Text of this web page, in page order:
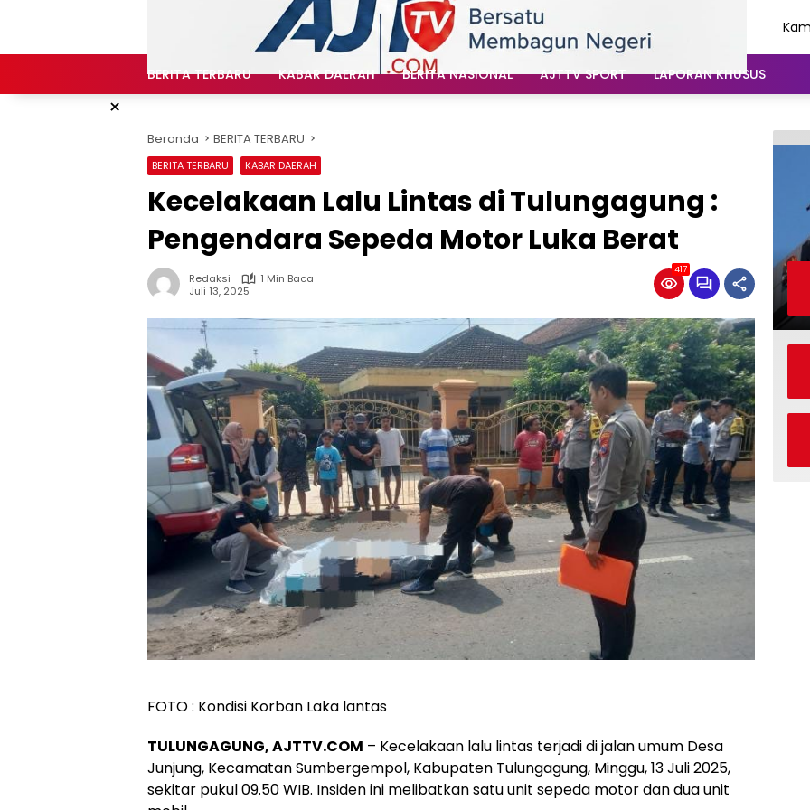
BERITA TERBARU KABAR DAERAH BERITA NASIONAL AJTTV SPORT LAPORAN KHUSUS
×
Beranda BERITA TERBARU
BERITA TERBARU KABAR DAERAH
Kecelakaan Lalu Lintas di Tulungagung :
Pengendara Sepeda Motor Luka Berat
Redaksi
1 Min Baca
Juli 13, 2025
417
FOTO : Kondisi Korban Laka lantas
TULUNGAGUNG, AJTTV.COM – Kecelakaan lalu lintas terjadi di jalan umum Desa
Junjung, Kecamatan Sumbergempol, Kabupaten Tulungagung, Minggu, 13 Juli 2025,
sekitar pukul 09.50 WIB. Insiden ini melibatkan satu unit sepeda motor dan dua unit